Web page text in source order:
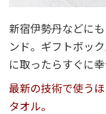
新宿伊勢丹などに
ンド。ギフトボッ
に取ったらすぐに
最新の技術で使う
タオル。